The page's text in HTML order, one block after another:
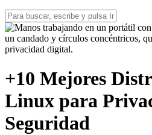
+10 Mejores
Linux para
Seguridad